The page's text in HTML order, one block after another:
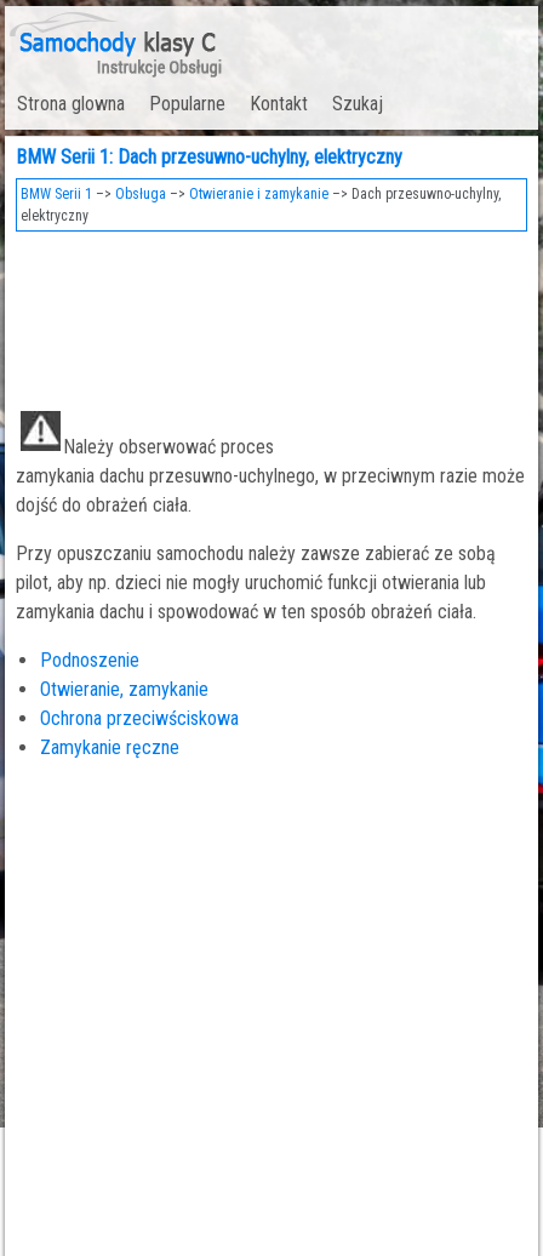
Strona glowna Popularne Kontakt Szukaj
BMW Serii 1: Dach przesuwno-uchylny, elektryczny
BMW Serii 1 –>Obsługa –>Otwieranie i zamykanie –> Dach przesuwno-uchylny,
elektryczny
Należy obserwować proces
zamykania dachu przesuwno-uchylnego, w przeciwnym razie może
dojść do obrażeń ciała.
Przy opuszczaniu samochodu należy zawsze zabierać ze sobą
pilot, aby np. dzieci nie mogły uruchomić funkcji otwierania lub
zamykania dachu i spowodować w ten sposób obrażeń ciała.
Podnoszenie
Otwieranie, zamykanie
Ochrona przeciwściskowa
Zamykanie ręczne